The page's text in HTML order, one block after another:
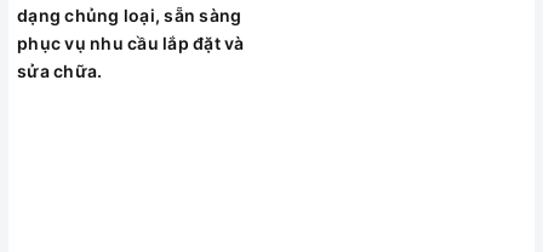
dạng chủng loại, sẵn sàng
phục vụ nhu cầu lắp đặt và
sửa chữa.